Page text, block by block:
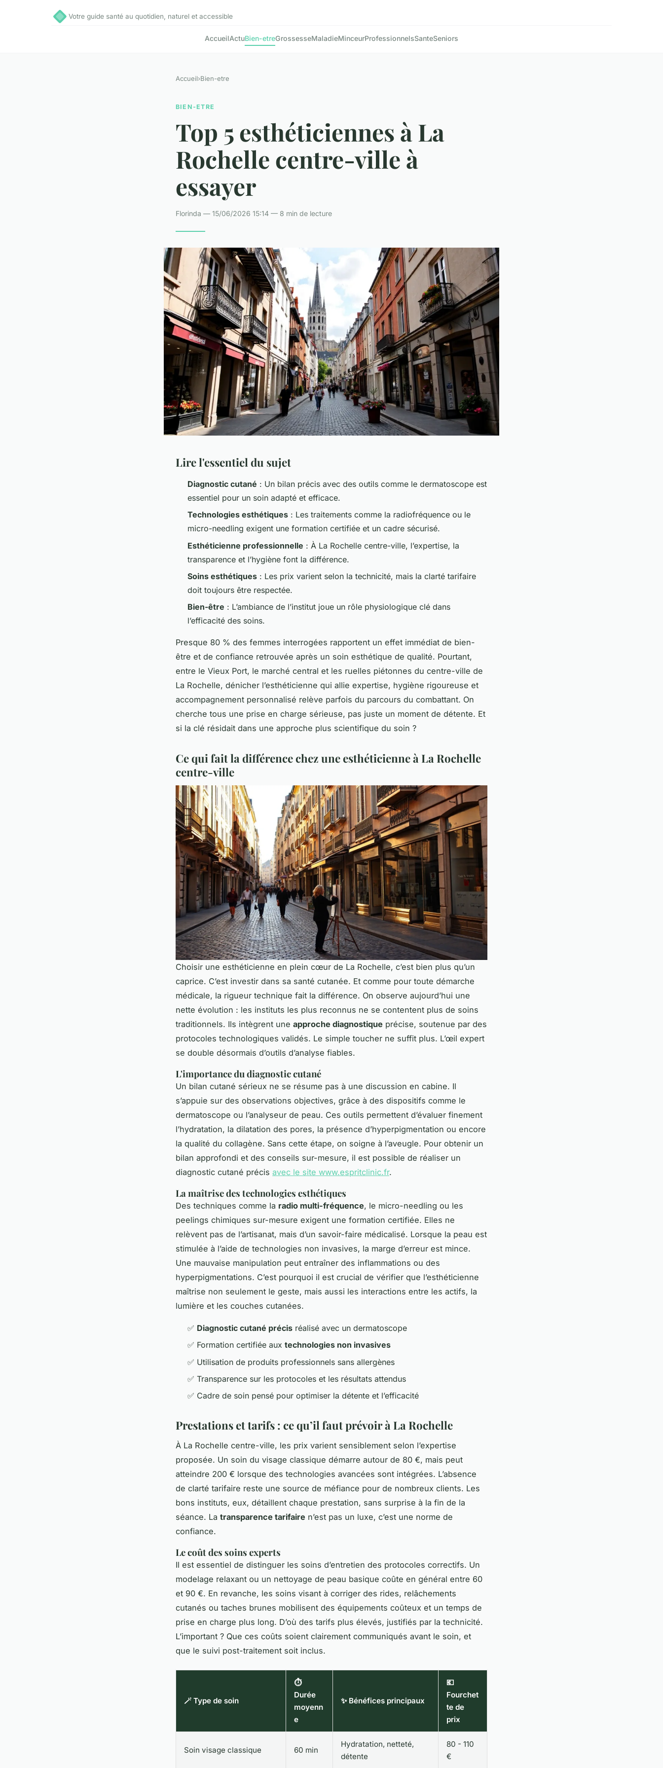
Votre guide santé au quotidien, naturel et accessible
AccueilActuBien-etreGrossesseMaladieMinceurProfessionnelsSanteSeniors
Accueil›Bien-etre
BIEN-ETRE
Top 5 esthéticiennes à La
Rochelle centre-ville à
essayer
Florinda — 15/06/2026 15:14 — 8 min de lecture
Lire l'essentiel du sujet
Diagnostic cutané : Un bilan précis avec des outils comme le dermatoscope est
essentiel pour un soin adapté et efficace.
Technologies esthétiques : Les traitements comme la radiofréquence ou le
micro-needling exigent une formation certifiée et un cadre sécurisé.
Esthéticienne professionnelle : À La Rochelle centre-ville, l’expertise, la
transparence et l’hygiène font la différence.
Soins esthétiques : Les prix varient selon la technicité, mais la clarté tarifaire
doit toujours être respectée.
Bien-être : L’ambiance de l’institut joue un rôle physiologique clé dans
l’efficacité des soins.
Presque 80 % des femmes interrogées rapportent un effet immédiat de bien-
être et de confiance retrouvée après un soin esthétique de qualité. Pourtant,
entre le Vieux Port, le marché central et les ruelles piétonnes du centre-ville de
La Rochelle, dénicher l’esthéticienne qui allie expertise, hygiène rigoureuse et
accompagnement personnalisé relève parfois du parcours du combattant. On
cherche tous une prise en charge sérieuse, pas juste un moment de détente. Et
si la clé résidait dans une approche plus scientifique du soin ?
Ce qui fait la différence chez une esthéticienne à La Rochelle
centre-ville
Choisir une esthéticienne en plein cœur de La Rochelle, c’est bien plus qu’un
caprice. C’est investir dans sa santé cutanée. Et comme pour toute démarche
médicale, la rigueur technique fait la différence. On observe aujourd’hui une
nette évolution : les instituts les plus reconnus ne se contentent plus de soins
traditionnels. Ils intègrent une approche diagnostique précise, soutenue par des
protocoles technologiques validés. Le simple toucher ne suffit plus. L’œil expert
se double désormais d’outils d’analyse fiables.
L'importance du diagnostic cutané
Un bilan cutané sérieux ne se résume pas à une discussion en cabine. Il
s’appuie sur des observations objectives, grâce à des dispositifs comme le
dermatoscope ou l’analyseur de peau. Ces outils permettent d’évaluer finement
l’hydratation, la dilatation des pores, la présence d’hyperpigmentation ou encore
la qualité du collagène. Sans cette étape, on soigne à l’aveugle. Pour obtenir un
bilan approfondi et des conseils sur-mesure, il est possible de réaliser un
diagnostic cutané précis avec le site www.espritclinic.fr.
La maîtrise des technologies esthétiques
Des techniques comme la radio multi-fréquence, le micro-needling ou les
peelings chimiques sur-mesure exigent une formation certifiée. Elles ne
relèvent pas de l’artisanat, mais d’un savoir-faire médicalisé. Lorsque la peau est
stimulée à l’aide de technologies non invasives, la marge d’erreur est mince.
Une mauvaise manipulation peut entraîner des inflammations ou des
hyperpigmentations. C’est pourquoi il est crucial de vérifier que l’esthéticienne
maîtrise non seulement le geste, mais aussi les interactions entre les actifs, la
lumière et les couches cutanées.
✅ Diagnostic cutané précis réalisé avec un dermatoscope
✅ Formation certifiée aux technologies non invasives
✅ Utilisation de produits professionnels sans allergènes
✅ Transparence sur les protocoles et les résultats attendus
✅ Cadre de soin pensé pour optimiser la détente et l’efficacité
Prestations et tarifs : ce qu’il faut prévoir à La Rochelle
À La Rochelle centre-ville, les prix varient sensiblement selon l’expertise
proposée. Un soin du visage classique démarre autour de 80 €, mais peut
atteindre 200 € lorsque des technologies avancées sont intégrées. L’absence
de clarté tarifaire reste une source de méfiance pour de nombreux clients. Les
bons instituts, eux, détaillent chaque prestation, sans surprise à la fin de la
séance. La transparence tarifaire n’est pas un luxe, c’est une norme de
confiance.
Le coût des soins experts
Il est essentiel de distinguer les soins d’entretien des protocoles correctifs. Un
modelage relaxant ou un nettoyage de peau basique coûte en général entre 60
et 90 €. En revanche, les soins visant à corriger des rides, relâchements
cutanés ou taches brunes mobilisent des équipements coûteux et un temps de
prise en charge plus long. D’où des tarifs plus élevés, justifiés par la technicité.
L’important ? Que ces coûts soient clairement communiqués avant le soin, et
que le suivi post-traitement soit inclus.
🪄 Type de soin
⏱️
Durée
moyenn
e
✨ Bénéfices principaux
💶
Fourchet
te de
prix
Soin visage classique 60 min
Hydratation, netteté,
détente
80 - 110
€